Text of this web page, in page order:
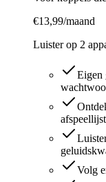
€13,99/maand
Luister op 2
Eigen
Volg